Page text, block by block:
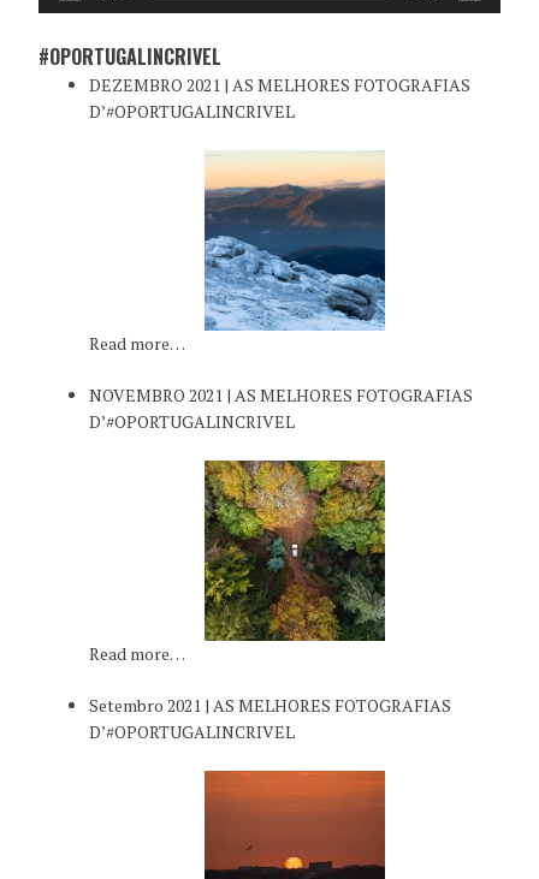
#OPORTUGALINCRIVEL
DEZEMBRO 2021 | AS MELHORES FOTOGRAFIAS
D’#OPORTUGALINCRIVEL
Read more…
NOVEMBRO 2021 | AS MELHORES FOTOGRAFIAS
D’#OPORTUGALINCRIVEL
Read more…
Setembro 2021 | AS MELHORES FOTOGRAFIAS
D’#OPORTUGALINCRIVEL